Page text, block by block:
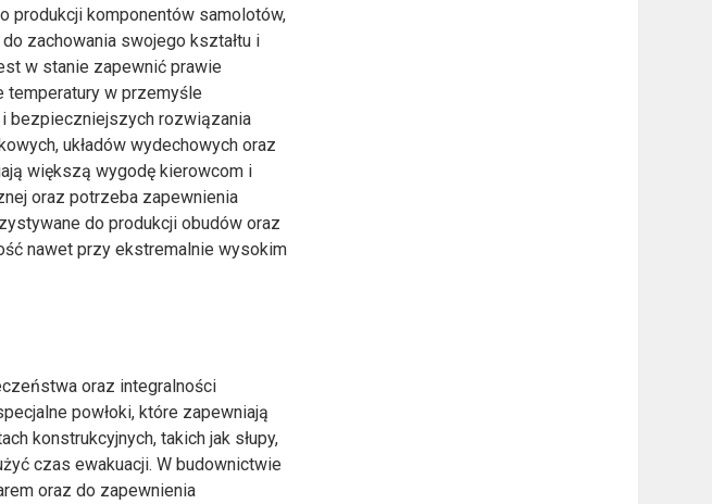
produkcji komponentów samolotów,
zachowania swojego kształtu i
w stanie zapewnić prawie
temperatury w przemyśle
bezpieczniejszych rozwiązania
układów wydechowych oraz
większą wygodę kierowcom i
oraz potrzeba zapewnienia
do produkcji obudów oraz
nawet przy ekstremalnie wysokim
oraz integralności
powłoki, które zapewniają
konstrukcyjnych, takich jak słupy,
czas ewakuacji. W budownictwie
oraz do zapewnienia